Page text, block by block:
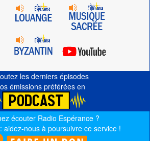
les derniers épisodes
émissions préférées en
écouter Radio Espérance ?
aidez-nous à poursuivre ce service !